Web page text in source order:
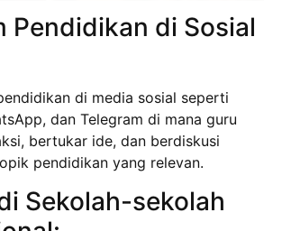
Pendidikan di Sosial
di media sosial seperti
dan Telegram di mana guru
bertukar ide, dan berdiskusi
pendidikan yang relevan.
Sekolah-sekolah